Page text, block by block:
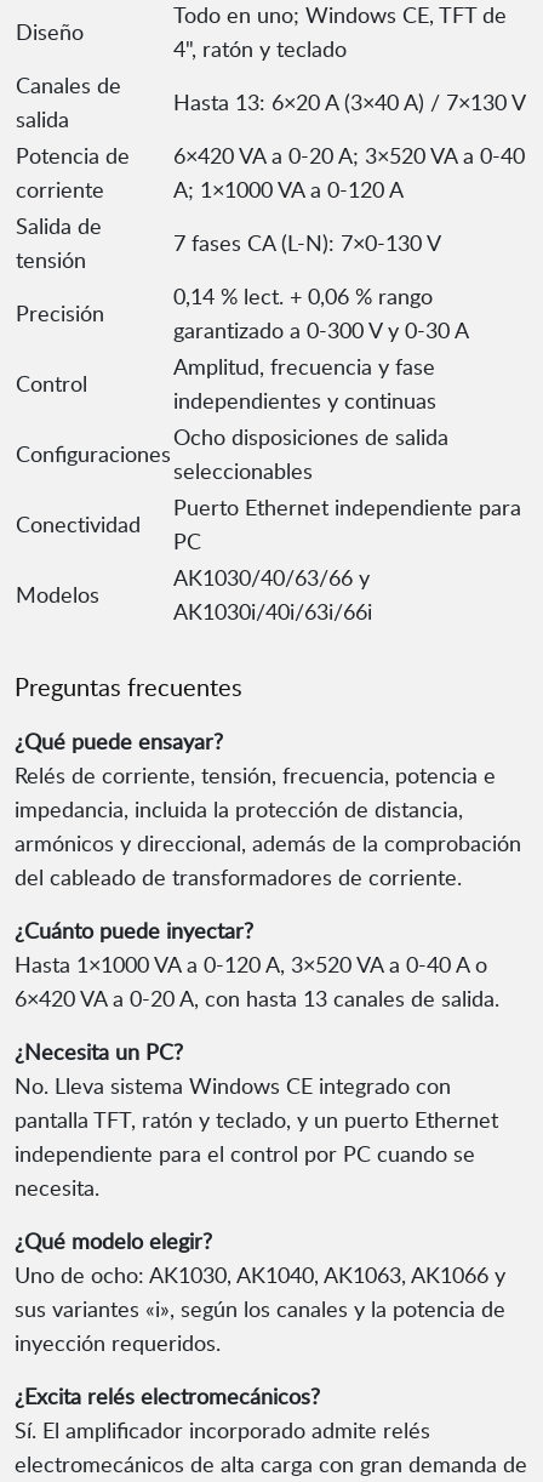
Diseño
Todo en uno; Windows CE, TFT de
4", ratón y teclado
Canales de
salida
Hasta 13: 6×20 A (3×40 A) / 7×130 V
Potencia de
corriente
6×420 VA a 0-20 A; 3×520 VA a 0-40
A; 1×1000 VA a 0-120 A
Salida de
tensión
7 fases CA (L-N): 7×0-130 V
Precisión
0,14 % lect. + 0,06 % rango
garantizado a 0-300 V y 0-30 A
Control
Amplitud, frecuencia y fase
independientes y continuas
Configuraciones
Ocho disposiciones de salida
seleccionables
Conectividad
Puerto Ethernet independiente para
PC
Modelos
AK1030/40/63/66 y
AK1030i/40i/63i/66i
Preguntas frecuentes
¿Qué puede ensayar?
Relés de corriente, tensión, frecuencia, potencia e
impedancia, incluida la protección de distancia,
armónicos y direccional, además de la comprobación
del cableado de transformadores de corriente.
¿Cuánto puede inyectar?
Hasta 1×1000 VA a 0-120 A, 3×520 VA a 0-40 A o
6×420 VA a 0-20 A, con hasta 13 canales de salida.
¿Necesita un PC?
No. Lleva sistema Windows CE integrado con
pantalla TFT, ratón y teclado, y un puerto Ethernet
independiente para el control por PC cuando se
necesita.
¿Qué modelo elegir?
Uno de ocho: AK1030, AK1040, AK1063, AK1066 y
sus variantes «i», según los canales y la potencia de
inyección requeridos.
¿Excita relés electromecánicos?
Sí. El amplificador incorporado admite relés
electromecánicos de alta carga con gran demanda de